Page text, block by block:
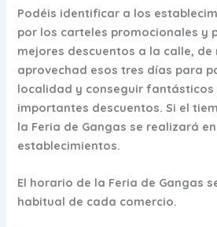
Podéis identificar a los
por los carteles promocionales y
mejores descuentos a la calle, de
aprovechad esostres días para
localidad y conseguir fantásticos
importantes descuentos. Si el
la Feria de Gangas se realizará
establecimientos.
El horario de la Feria de Gangas
habitual de cada comercio.